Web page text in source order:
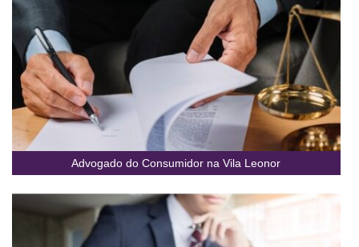
Advogado do Consumidor na Vila Leonor